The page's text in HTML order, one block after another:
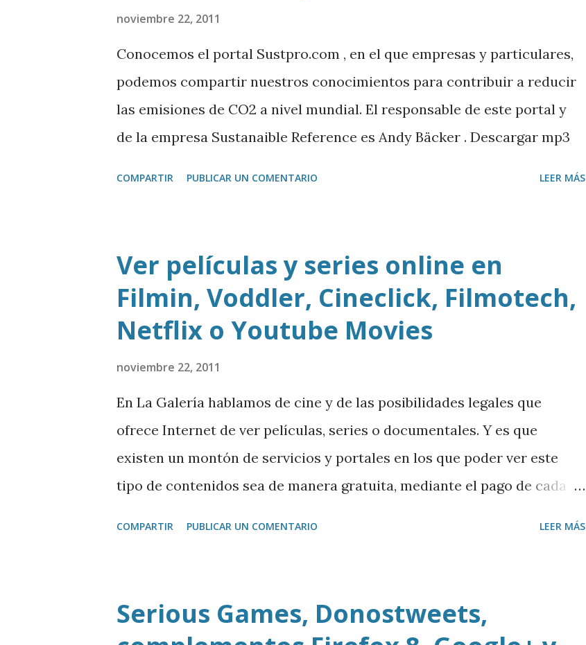
noviembre 22, 2011
Conocemos el portal Sustpro.com , en el que empresas y particulares,
podemos compartir nuestros conocimientos para contribuir a reducir
las emisiones de CO2 a nivel mundial. El responsable de este portal y
de la empresa Sustanaible Reference es Andy Bäcker . Descargar mp3
COMPARTIR PUBLICAR UN COMENTARIO LEER MÁS
Ver películas y series online en
Filmin, Voddler, Cineclick, Filmotech,
Netflix o Youtube Movies
noviembre 22, 2011
En La Galería hablamos de cine y de las posibilidades legales que
ofrece Internet de ver películas, series o documentales. Y es que
existen un montón de servicios y portales en los que poder ver este
tipo de contenidos sea de manera gratuita, mediante el pago de cada
COMPARTIR PUBLICAR UN COMENTARIO LEER MÁS
Serious Games, Donostweets,